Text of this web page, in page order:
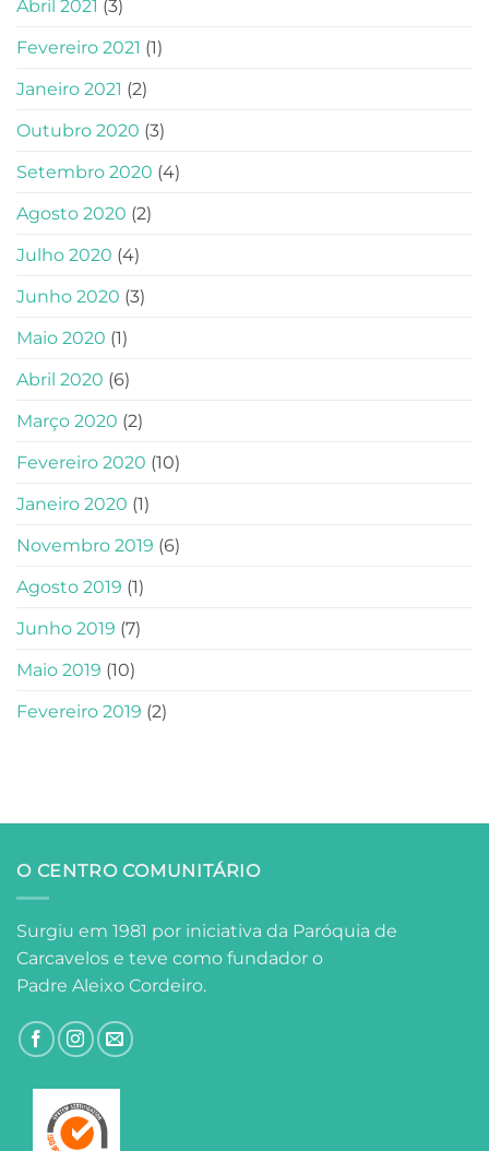
Abril 2021 (3)
Fevereiro 2021 (1)
Janeiro 2021 (2)
Outubro 2020 (3)
Setembro 2020 (4)
Agosto 2020 (2)
Julho 2020 (4)
Junho 2020 (3)
Maio 2020 (1)
Abril 2020 (6)
Março 2020 (2)
Fevereiro 2020 (10)
Janeiro 2020 (1)
Novembro 2019 (6)
Agosto 2019 (1)
Junho 2019 (7)
Maio 2019 (10)
Fevereiro 2019 (2)
O CENTRO COMUNITÁRIO
Surgiu em 1981 por iniciativa da Paróquia de
Carcavelos e teve como fundador o
Padre Aleixo Cordeiro.